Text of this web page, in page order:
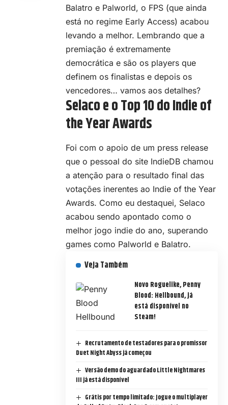
Balatro e Palworld, o FPS (que ainda
está no regime Early Access) acabou
levando a melhor. Lembrando que a
premiação é extremamente
democrática e são os players que
definem os finalistas e depois os
vencedores… vamos aos detalhes?
Selaco e o Top 10 do Indie of
the Year Awards
Foi com o apoio de um press release
que o pessoal do site IndieDB chamou
a atenção para o resultado final das
votações inerentes ao Indie of the Year
Awards. Como eu destaquei, Selaco
acabou sendo apontado como o
melhor jogo indie do ano, superando
games como Palworld e Balatro.
Veja Também
Novo Roguelike, Penny
Blood: Hellbound, já
está disponível no
Steam!
Recrutamento de testadores para o promissor
Duet Night Abyss já começou
Versão demo do aguardado Little Nightmares
III já está disponível
Grátis por tempo limitado: Jogue o multiplayer